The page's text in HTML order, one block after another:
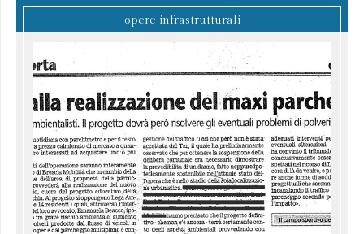
opere infrastrutturali